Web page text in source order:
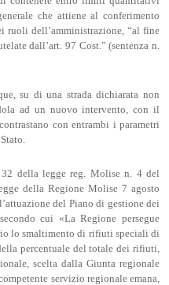
che attiene al conferimento
dell’amministrazione, “al fine
dall’art. 97 Cost.” (sentenza n.
su di una strada dichiarata non
ad un nuovo intervento, con il
con entrambi i parametri
della legge reg. Molise n. 4 del
della Regione Molise 7 agosto
del Piano di gestione dei
cui «La Regione persegue
lo smaltimento di rifiuti speciali di
percentuale del totale dei rifiuti,
scelta dalla Giunta regionale
servizio regionale emana,